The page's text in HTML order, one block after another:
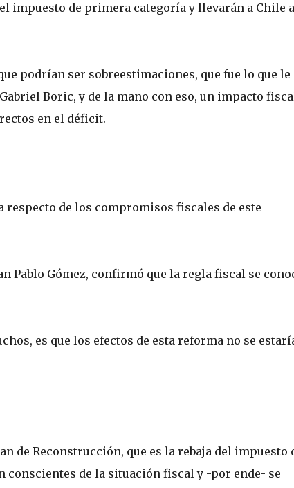
impuesto de primera categoría y llevarán a Chile
podrían ser sobreestimaciones, que fue lo que le
Boric, y de la mano con eso, un impacto
en el déficit.
respecto de los compromisos fiscales de este
Pablo Gómez, confirmó que la regla fiscal se
es que los efectos de esta reforma no se
de Reconstrucción, que es la rebaja del impuesto
conscientes de la situación fiscal y -por ende- se